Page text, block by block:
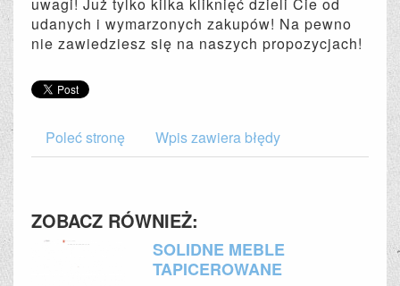
udanych i wymarzonych zakupów! Na pewno
nie zawiedziesz się na naszych propozycjach!
Poleć stronę Wpis zawiera błędy
ZOBACZ RÓWNIEŻ:
SOLIDNE MEBLE
TAPICEROWANE